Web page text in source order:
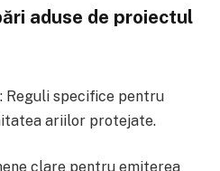
aduse de proiectul
Reguli specifice pentru
ariilor protejate.
clare pentru emiterea